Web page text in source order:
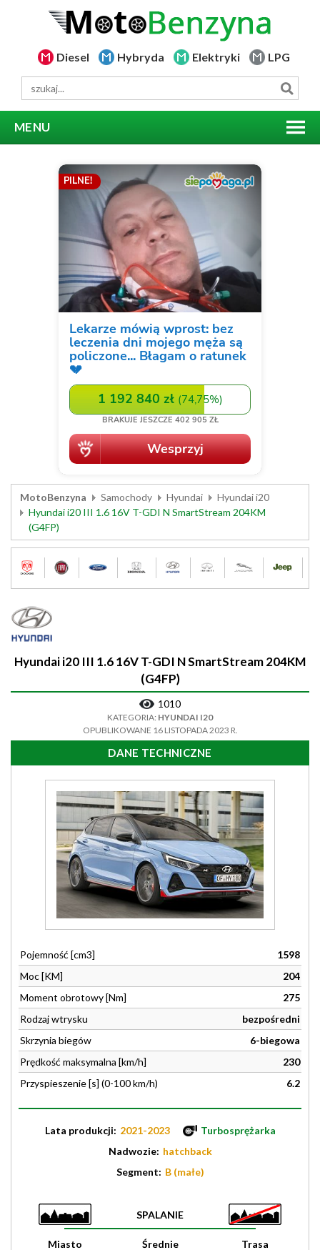
Diesel Hybryda Elektryki LPG
MENU
MotoBenzyna Samochody Hyundai
Hyundai i20
Hyundai i20 III 1.6 16V T-GDI N SmartStream 204KM
(G4FP)
Hyundai i20 III 1.6 16V T-GDI N SmartStream 204KM
(G4FP)
1010
KATEGORIA: HYUNDAI I20
OPUBLIKOWANE 16 LISTOPADA 2023 R.
DANE TECHNICZNE
Pojemność [cm3]
1598
Moc [KM]
204
Moment obrotowy [Nm]
275
Rodzaj wtrysku
bezpośredni
Skrzynia biegów
6-biegowa
Prędkość maksymalna [km/h]
230
Przyspieszenie [s] (0-100 km/h)
6.2
Lata produkcji: 2021-2023
Turbosprężarka
Nadwozie: hatchback
Segment: B (małe)
SPALANIE
Miasto Średnie Trasa